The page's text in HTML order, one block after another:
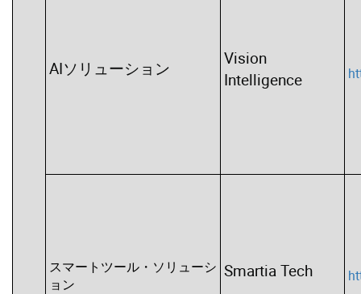
AIソリューション
Vision
Intelligence
スマートツール・ソリューシ
ョン
Smartia Tech